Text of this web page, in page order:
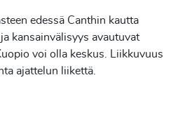
edessä Canthin kautta
kansainvälisyys avautuvat
voi olla keskus. Liikkuvuus
ajattelun liikettä.